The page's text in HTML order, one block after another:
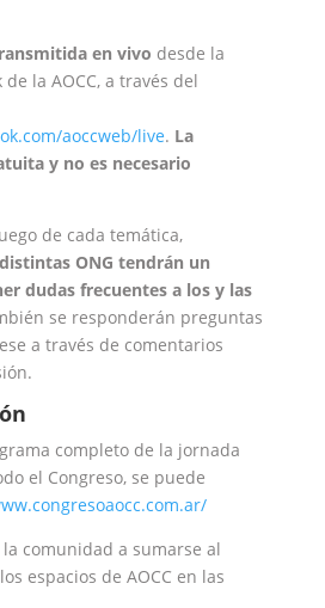
en vivo desde la
la AOCC, a través del
aoccweb/live. La
y no es necesario
de cada temática,
ONG tendrán un
dudas frecuentes a los y las
se responderán preguntas
a través de comentarios
completo de la jornada
el Congreso, se puede
comunidad a sumarse al
espacios de AOCC en las